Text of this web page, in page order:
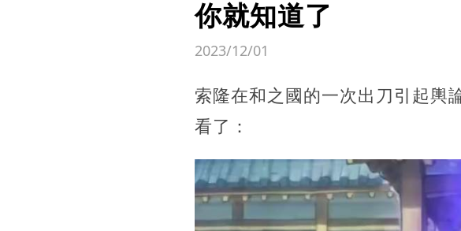
你就知道了
2023/12/01
索隆在和之國的一次出刀引起輿
看了：